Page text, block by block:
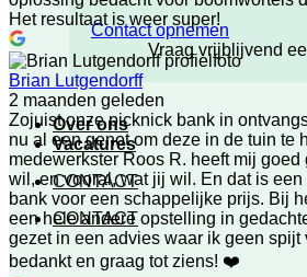
Contact opnemen
Vraag vrijblijvend
Over ons
Vacatures
CONTACT
CONTACT
Het resultaat is weer super!
Brian Lutgendorff
2 maanden geleden
Zojuist onze picknick bank in
nu al een genot om deze in de tuin te
medewerkster Roos R. heeft mij
wil, en vooral, wat jij wil. En dat is
bank voor een schappelijke prijs. Bij
een hele andere opstelling in
gezet in een advies waar ik geen spijt
bedankt en graag tot ziens! ❤️